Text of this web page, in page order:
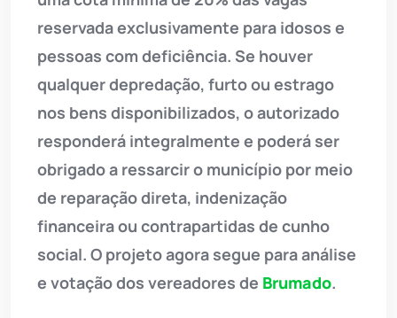
reservada exclusivamente para idosos e
pessoas com deficiência. Se houver
qualquer depredação, furto ou estrago
nos bens disponibilizados, o autorizado
responderá integralmente e poderá ser
obrigado a ressarcir o município por meio
de reparação direta, indenização
financeira ou contrapartidas de cunho
social. O projeto agora segue para análise
e votação dos vereadores de Brumado.